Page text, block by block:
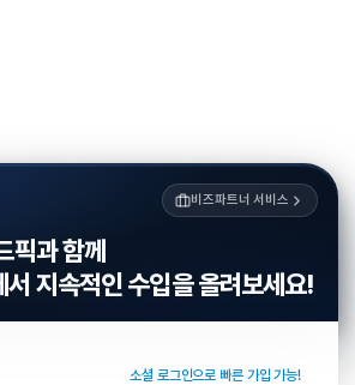
비즈파트너 서비스
픽과 함께
서 지속적인 수입을 올려보세요!
소셜 로그인으로 빠른 가입 가능!